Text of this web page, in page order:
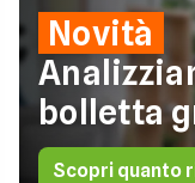
Novità
bolletta
Scopri quanto